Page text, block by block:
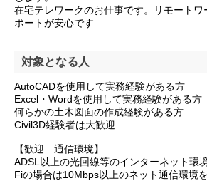
在宅テレワークのお仕事です。リモート
ポートが安心です
対象となる人
AutoCADを使用して実務経験がある方
Excel・Wordを使用して実務経験がある方
何らかの土木図面の作成経験がある方
Civil3D経験者は大歓迎
【歓迎 通信環境】
ADSL以上の光回線等のインターネット環
Fiの場合は10Mbps以上のネット通信環境